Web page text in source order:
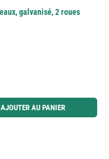
galvanisé, 2 roues
les boutons pour augmenter ou
AJOUTER AU PANIER